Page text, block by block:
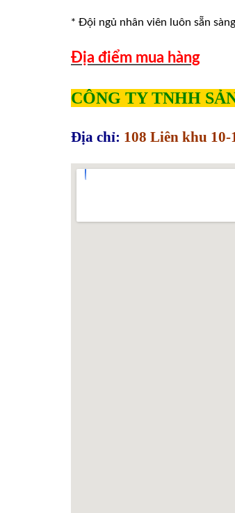
* Đội ngủ nhân viên luôn sẵn
Địa điểm mua hàng
CÔNG TY TNHH
Địa chỉ: 108 Liên khu